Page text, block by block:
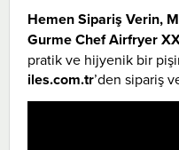
Hemen Sipariş Verin,
Gurme Chef Airfryer
pratik ve hijyenik bir
iles.com.tr’den sipariş